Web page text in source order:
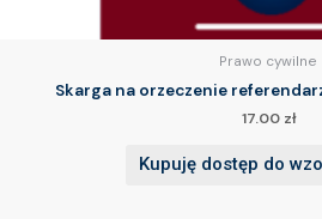
Prawo cywilne
Skarga na orzeczenie
17.00 zł
Kupuję dostęp do